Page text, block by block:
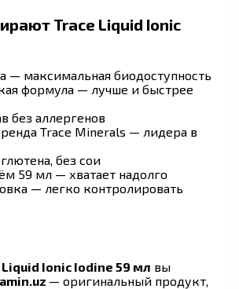
Trace Liquid Ionic
— максимальная биодоступность
формула — лучше и быстрее
без аллергенов
Trace Minerals — лидера в
без сои
59 мл — хватает надолго
— легко контролировать
Ionic Iodine 59 мл вы
— оригинальный продукт,